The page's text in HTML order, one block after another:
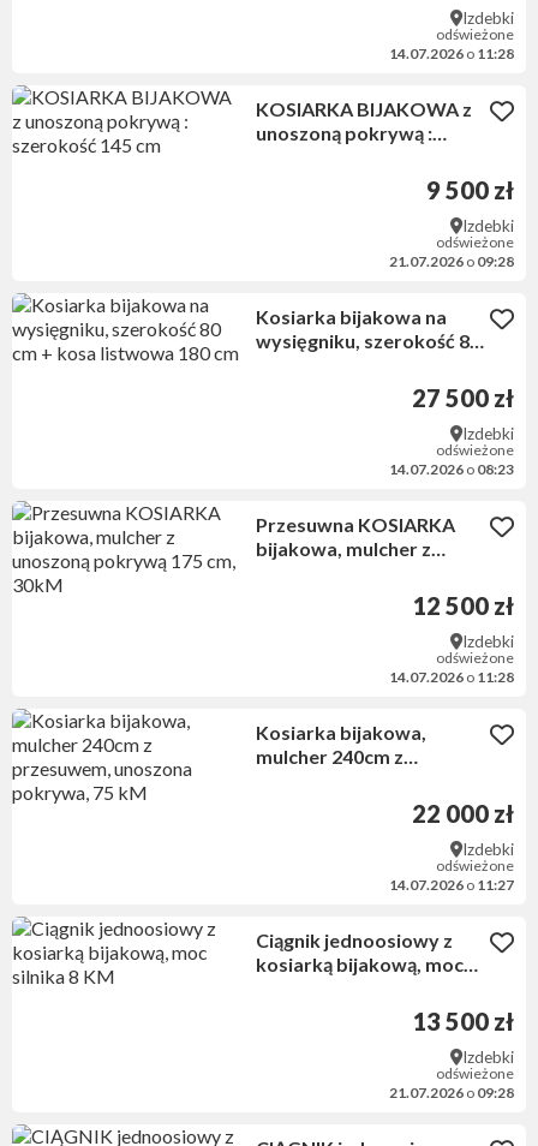
Izdebki
odświeżone
14.07.2026 o 11:28
KOSIARKA BIJAKOWA z
unoszoną pokrywą :
9 500 zł
Izdebki
odświeżone
21.07.2026 o 09:28
Kosiarka bijakowa na
wysięgniku, szerokość 80
27 500 zł
Izdebki
odświeżone
14.07.2026 o 08:23
Przesuwna KOSIARKA
bijakowa, mulcher z
12 500 zł
Izdebki
odświeżone
14.07.2026 o 11:28
Kosiarka bijakowa,
mulcher 240cm z
22 000 zł
Izdebki
odświeżone
14.07.2026 o 11:27
Ciągnik jednoosiowy z
kosiarką bijakową, moc
13 500 zł
Izdebki
odświeżone
21.07.2026 o 09:28